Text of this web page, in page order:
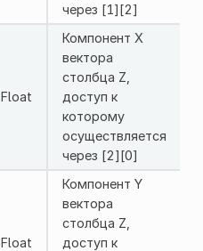
через [1][2]
Float
Компонент X
вектора
столбца Z,
доступ к
которому
осуществляется
через [2][0]
Float
Компонент Y
вектора
столбца Z,
доступ к